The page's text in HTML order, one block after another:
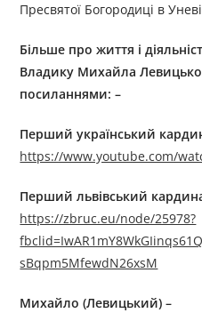
Пресвятої Богородиці в
Більше про життя і
Владику Михайла
посиланнями: –
Перший український
https://www.youtube.com/
Перший львівський
https://zbruc.eu/node/25978?
sBqpm5MfewdN26xsM
Михайло (Левицький) –